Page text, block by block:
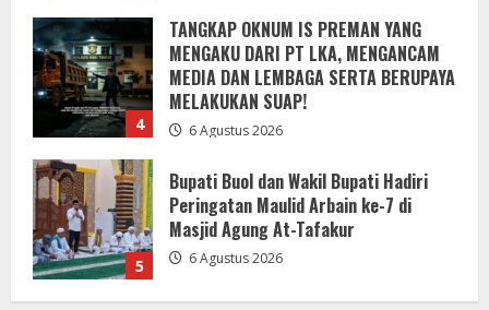
5
Bupati Buol dan Wakil Bupati Hadiri
Peringatan Maulid Arbain ke-7 di
Masjid Agung At-Tafakur
1
DPRD Kabupaten Sukabumi Sahkan
Perda Disabilitas dan Sepakati
Perubahan KUA-PPAS 2026 dalam
Rapat Paripurna Ke-13
7 Agustus 2026